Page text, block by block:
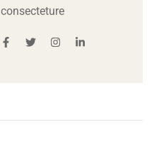
consecteture